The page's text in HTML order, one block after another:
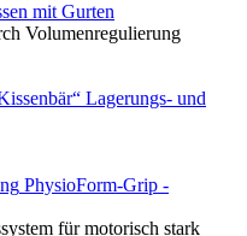
mit Gurten
Volumenregulierung
Lagerungs- und
PhysioForm-Grip -
für motorisch stark